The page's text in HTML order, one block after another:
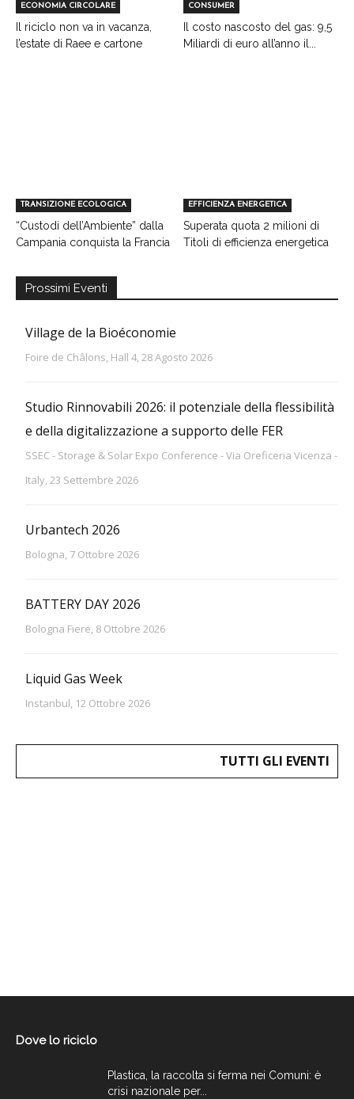
ECONOMIA CIRCOLARE
Il riciclo non va in vacanza,
l’estate di Raee e cartone
CONSUMER
Il costo nascosto del gas: 9,5
Miliardi di euro all’anno il...
TRANSIZIONE ECOLOGICA
“Custodi dell’Ambiente” dalla
Campania conquista la Francia
EFFICIENZA ENERGETICA
Superata quota 2 milioni di
Titoli di efficienza energetica
Prossimi Eventi
Village de la Bioéconomie
Foire de Châlons, Hall 4, 28 Agosto 2026
Studio Rinnovabili 2026: il potenziale della flessibilità
e della digitalizzazione a supporto delle FER
SSEC - Storage & Solar Expo Conference - Via Oreficeria Vicenza -
Italy, 23 Settembre 2026
Urbantech 2026
Bologna, 7 Ottobre 2026
BATTERY DAY 2026
Bologna Fiere, 8 Ottobre 2026
Liquid Gas Week
Instanbul, 12 Ottobre 2026
TUTTI GLI EVENTI
Dove lo riciclo
Plastica, la raccolta si ferma nei Comuni: è
crisi nazionale per...